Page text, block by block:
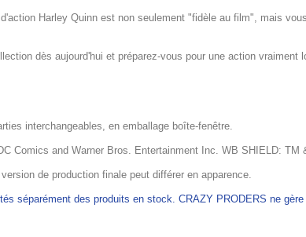
Harley Quinn est non seulement "fidèle au film", mais
dès aujourd'hui et préparez-vous pour une action vraiment
interchangeables, en emballage boîte-fenêtre.
Comics and Warner Bros. Entertainment Inc. WB SHIELD: TM
de production finale peut différer en apparence.
séparément des produits en stock. CRAZY PRODERS ne